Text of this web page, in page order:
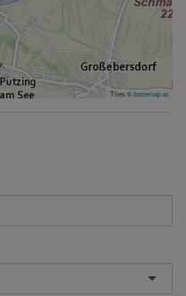
Tiles ©basemap.at